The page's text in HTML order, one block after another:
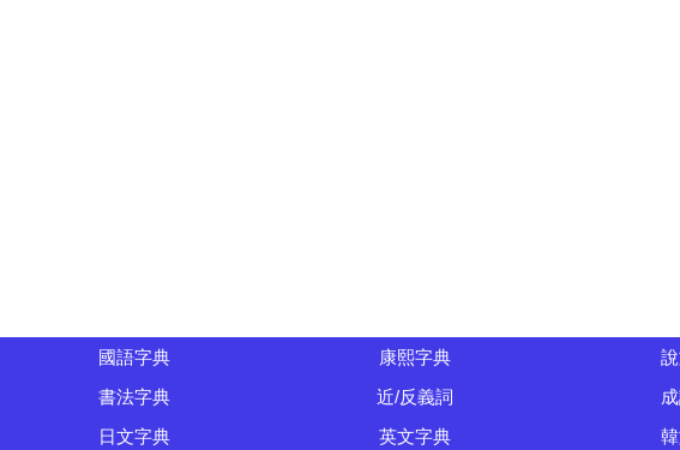
國語字典 康熙字典
書法字典 近/反義詞
日文字典 英文字典